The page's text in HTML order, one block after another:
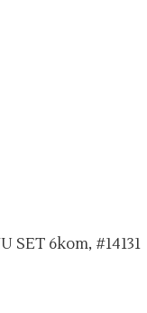
SET 6kom, #14131